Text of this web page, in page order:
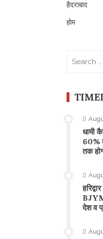
हैदराबाद
होम
​धामी
60%
तक
देश व